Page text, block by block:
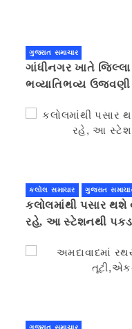
ગુજરાત સમાચાર
ગાંધીનગર ખાતે જિલ્લા
ભવ્યાતિભવ્ય ઉજવણી
કલોલ સમાચાર ગુજરાત
કલોલમાંથી પસાર
રહે, આ સ્ટેશનથી
ગુજરાત સમાચાર